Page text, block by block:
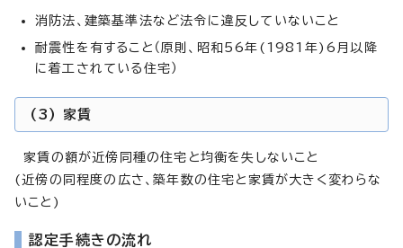
消防法、建築基準法など法令に違反していないこと
耐震性を有すること（原則、昭和56年(1981年)6月以降
に着工されている住宅）
(3) 家賃
家賃の額が近傍同種の住宅と均衡を失しないこと
(近傍の同程度の広さ、築年数の住宅と家賃が大きく変わらな
いこと)
認定手続きの流れ